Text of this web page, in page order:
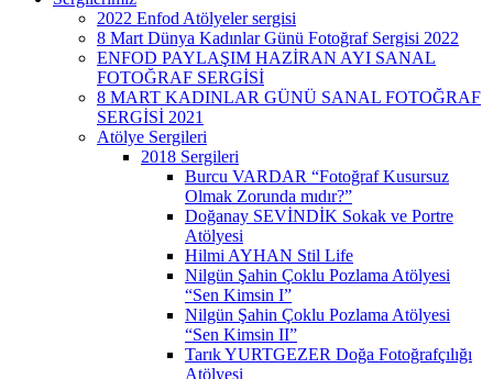
2022 Enfod Atölyeler sergisi
8 Mart Dünya Kadınlar Günü Fotoğraf Sergisi 2022
ENFOD PAYLAŞIM HAZİRAN AYI SANAL
FOTOĞRAF SERGİSİ
8 MART KADINLAR GÜNÜ SANAL FOTOĞRAF
SERGİSİ 2021
Atölye Sergileri
2018 Sergileri
Burcu VARDAR “Fotoğraf Kusursuz
Olmak Zorunda mıdır?”
Doğanay SEVİNDİK Sokak ve Portre
Atölyesi
Hilmi AYHAN Stil Life
Nilgün Şahin Çoklu Pozlama Atölyesi
“Sen Kimsin I”
Nilgün Şahin Çoklu Pozlama Atölyesi
“Sen Kimsin II”
Tarık YURTGEZER Doğa Fotoğrafçılığı
Atölyesi